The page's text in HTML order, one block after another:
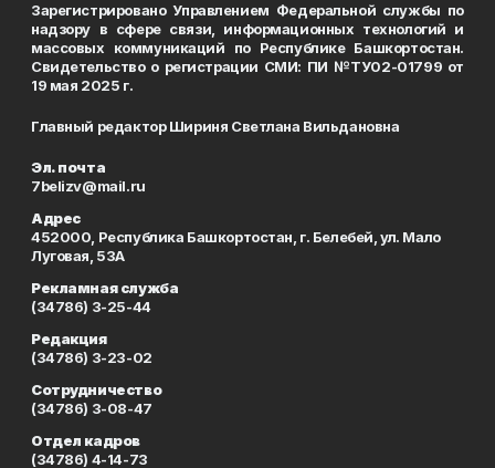
Зарегистрировано Управлением Федеральной службы по
надзору в сфере связи, информационных технологий и
массовых коммуникаций по Республике Башкортостан.
Свидетельство о регистрации СМИ: ПИ №ТУ02-01799 от
19 мая 2025 г.
Главный редактор Шириня Светлана Вильдановна
Эл. почта
7belizv@mail.ru
Адрес
452000, Республика Башкортостан, г. Белебей, ул. Мало
Луговая, 53А
Рекламная служба
(34786) 3-25-44
Редакция
(34786) 3-23-02
Сотрудничество
(34786) 3-08-47
Отдел кадров
(34786) 4-14-73